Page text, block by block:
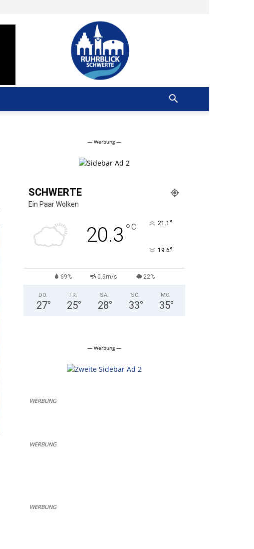
Ruhrblick
Schwerte
— Werbung —
SCHWERTE
Ein Paar Wolken
20.3 °C 21.1 °
19.6°
69% 0.9m/s 22%
DO.
27°
FR.
25°
SA.
28°
SO.
33°
MO.
35°
— Werbung —
WERBUNG
WERBUNG
WERBUNG